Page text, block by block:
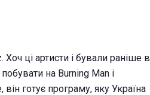
ці артисти і бували раніше в
на Burning Man і
готує програму, яку Україна